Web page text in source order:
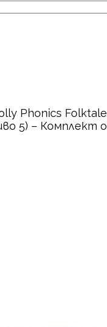
Phonics
5) – Комплект